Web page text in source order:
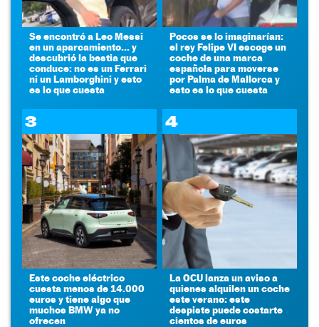
Se encontró a Leo Messi
en un aparcamiento... y
descubrió la bestia que
conduce: no es un Ferrari
ni un Lamborghini y esto
es lo que cuesta
Pocos se lo imaginarían:
el rey Felipe VI escoge un
coche de una marca
española para moverse
por Palma de Mallorca y
esto es lo que cuesta
3
Este coche eléctrico
cuesta menos de 14.000
euros y tiene algo que
muchos BMW ya no
ofrecen
4
La OCU lanza un aviso a
quienes alquilen un coche
este verano: este
despiste puede costarte
cientos de euros